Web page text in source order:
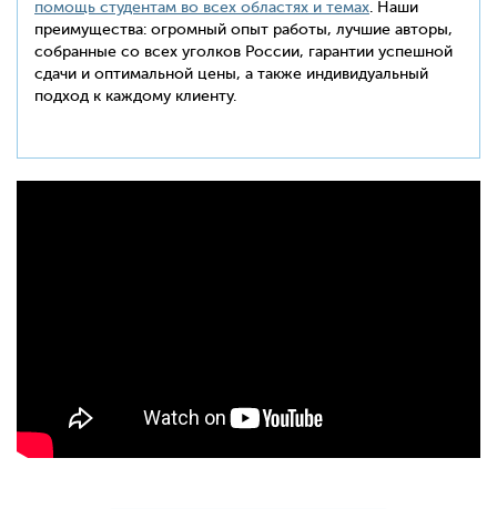
помощь студентам во всех областях и темах . Наши
преимущества: огромный опыт работы, лучшие авторы,
собранные со всех уголков России, гарантии успешной
сдачи и оптимальной цены, а также индивидуальный
подход к каждому клиенту.